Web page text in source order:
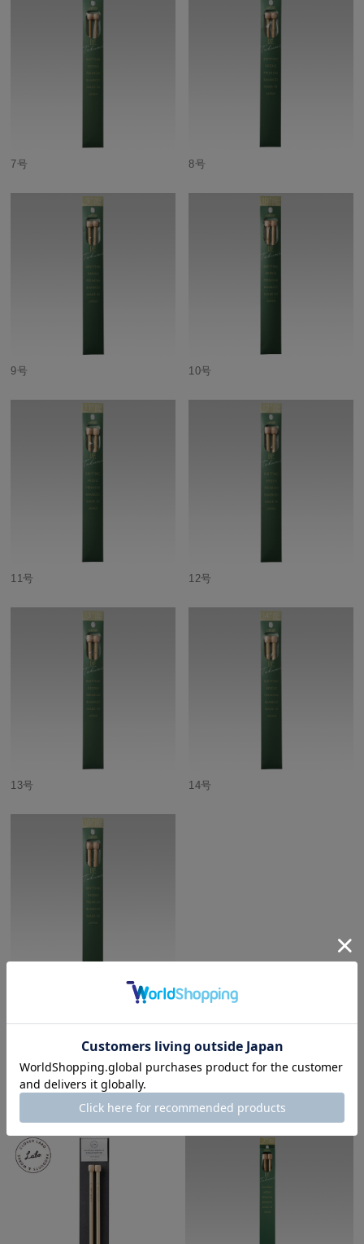
7号 8号
9号 10号
11号 12号
13号 14号
他にもこんな商品があります